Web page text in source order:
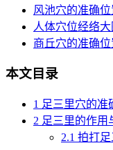
风池穴的准确
人体穴位经络大
商丘穴的准确
本文目录
1 足三里穴的准
2 足三里的作用
2.1 拍打